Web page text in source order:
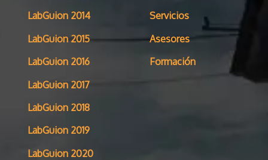
LabGuion 2014
LabGuion 2015
LabGuion 2016
LabGuion 2017
LabGuion 2018
LabGuion 2019
LabGuion 2020
Servicios
Asesores
Formación